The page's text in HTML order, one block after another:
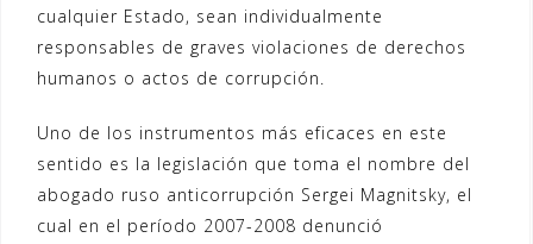
cualquier Estado, sean individualmente
responsables de graves violaciones de derechos
humanos o actos de corrupción.
Uno de los instrumentos más eficaces en este
sentido es la legislación que toma el nombre del
abogado ruso anticorrupción Sergei Magnitsky, el
cual en el período 2007-2008 denunció